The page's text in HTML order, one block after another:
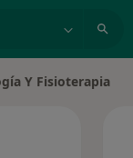
Y Fisioterapia